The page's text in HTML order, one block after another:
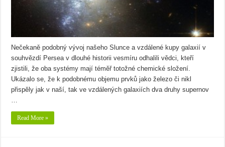
Nečekaně podobný vývoj našeho Slunce a vzdálené kupy galaxií v
souhvězdí Persea v dlouhé historii vesmíru odhalili vědci, kteří
zjistili, že oba systémy mají téměř totožné chemické složení.
Ukázalo se, že k podobnému objemu prvků jako železo či nikl
přispěly jak v naší, tak ve vzdálených galaxiích dva druhy supernov
Read More »